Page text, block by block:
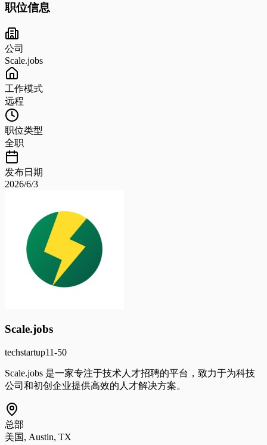
职位信息
公司
Scale.jobs
工作模式
远程
职位类型
全职
发布日期
2026/6/3
Scale.jobs
techstartup11-50
Scale.jobs 是一家专注于技术人才招聘的平台，致力于为科技
公司和初创企业提供高效的人才解决方案。
总部
美国, Austin, TX